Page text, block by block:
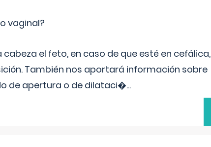
vaginal?
el feto, en caso de que esté en cefálica,
También nos aportará información sobre
de apertura o de dilataci�...